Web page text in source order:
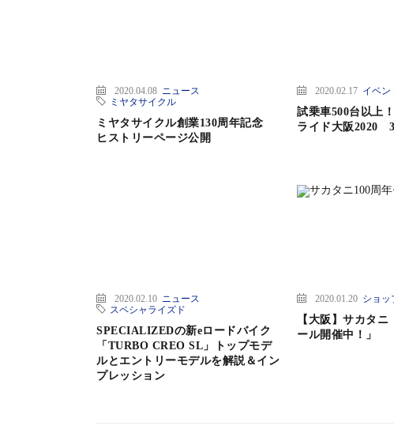
2020.04.08
ニュース
ミヤタサイクル
ミヤタサイクル創業130周年記念
ヒストリーページ公開
2020.02.17 イベン
試乗車500台以上
ライド大阪2020
2020.02.10
ニュース
スペシャライズド
SPECIALIZEDの新eロードバイク
「TURBO CREO SL」トップモデ
ルとエントリーモデルを解説＆イン
プレッション
2020.01.20 ショッ
【大阪】サカタニ
ール開催中！」